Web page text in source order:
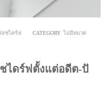
ลชไดร์ฟ CATEGORY ไม่มีหมวด
ไดร์ฟตั้งแต่อดีต-ปั